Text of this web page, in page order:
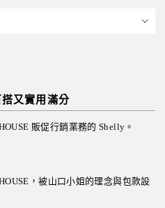
又實用滿分
販促行銷業務的 Shelly。
，被山口小姐的理念與包款設